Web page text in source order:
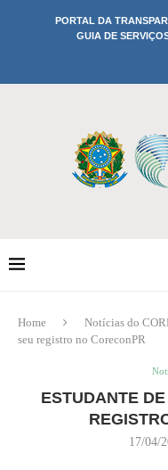
PORTAL DA
GUIA DE
Home Notícias do
seu registro no CoreconPR
ESTUDANTE
17/04/